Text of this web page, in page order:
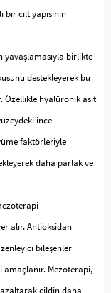
cilt yapısının
yavaşlamasıyla birlikte
destekleyerek bu
Özellikle hyalüronik asit
ince
faktörleriyle
daha parlak ve
alır. Antioksidan
bileşenler
Mezoterapi,
cildin daha